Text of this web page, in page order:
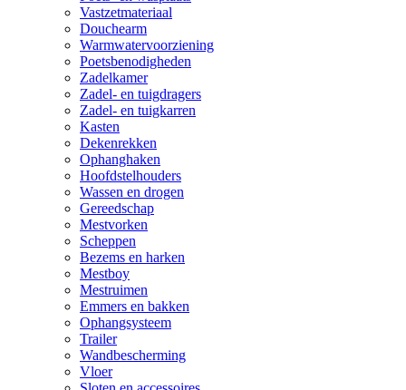
Vastzetmateriaal
Douchearm
Warmwatervoorziening
Poetsbenodigheden
Zadelkamer
Zadel- en tuigdragers
Zadel- en tuigkarren
Kasten
Dekenrekken
Ophanghaken
Hoofdstelhouders
Wassen en drogen
Gereedschap
Mestvorken
Scheppen
Bezems en harken
Mestboy
Mestruimen
Emmers en bakken
Ophangsysteem
Trailer
Wandbescherming
Vloer